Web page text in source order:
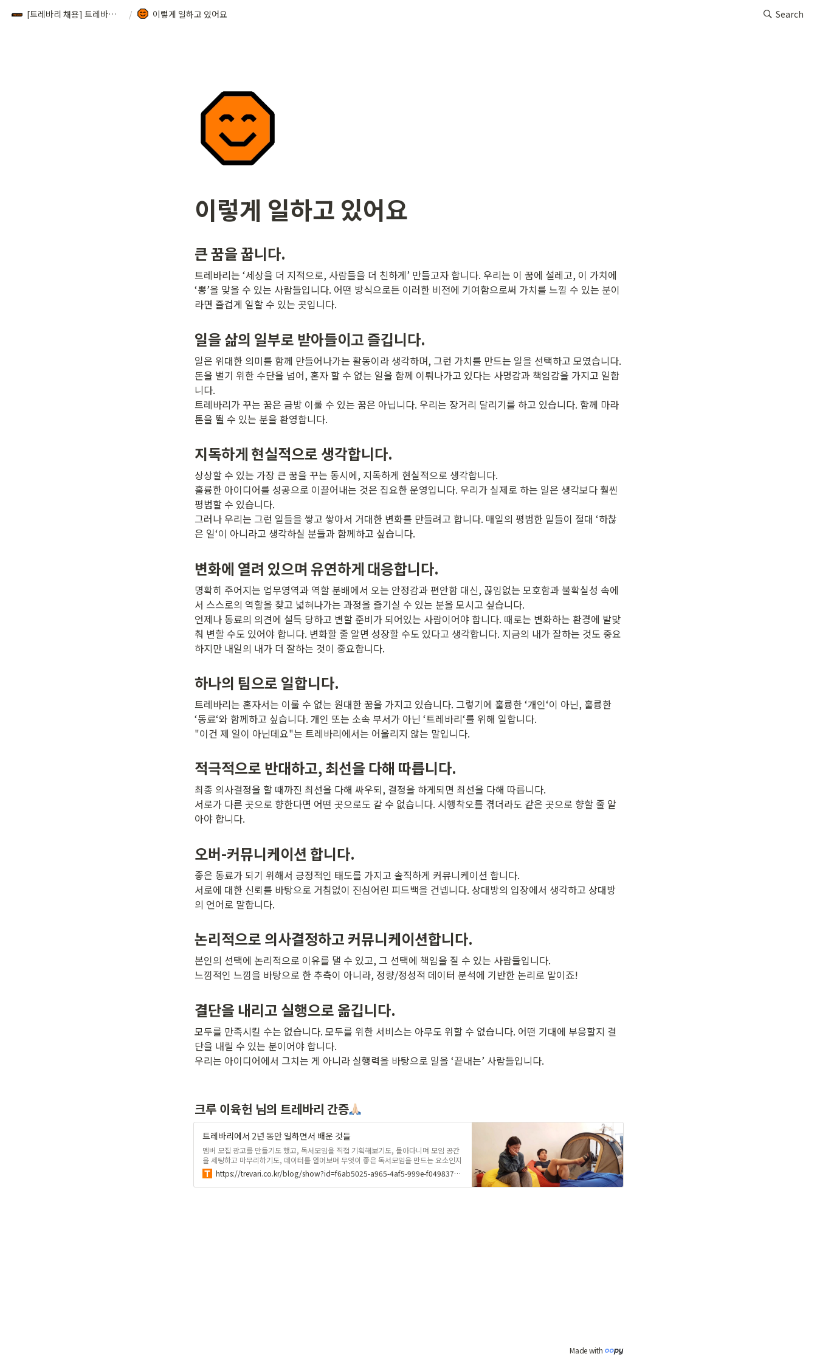
[트레바리 채용] 트레바리 크루를 찾습니다! / 이렇게 일하고 있어요 Search
이렇게 일하고 있어요
큰 꿈을 꿉니다.
트레바리는 ‘세상을 더 지적으로, 사람들을 더 친하게’ 만들고자 합니다. 우리는 이 꿈에 설레고, 이 가치에
‘뽕’을 맞을 수 있는 사람들입니다. 어떤 방식으로든 이러한 비전에 기여함으로써 가치를 느낄 수 있는 분이
라면 즐겁게 일할 수 있는 곳입니다.
일을 삶의 일부로 받아들이고 즐깁니다.
일은 위대한 의미를 함께 만들어나가는 활동이라 생각하며, 그런 가치를 만드는 일을 선택하고 모였습니다.
돈을 벌기 위한 수단을 넘어, 혼자 할 수 없는 일을 함께 이뤄나가고 있다는 사명감과 책임감을 가지고 일합
니다.
트레바리가 꾸는 꿈은 금방 이룰 수 있는 꿈은 아닙니다. 우리는 장거리 달리기를 하고 있습니다. 함께 마라
톤을 뛸 수 있는 분을 환영합니다.
지독하게 현실적으로 생각합니다.
상상할 수 있는 가장 큰 꿈을 꾸는 동시에, 지독하게 현실적으로 생각합니다.
훌륭한 아이디어를 성공으로 이끌어내는 것은 집요한 운영입니다. 우리가 실제로 하는 일은 생각보다 훨씬
평범할 수 있습니다.
그러나 우리는 그런 일들을 쌓고 쌓아서 거대한 변화를 만들려고 합니다. 매일의 평범한 일들이 절대 ‘하찮
은 일‘이 아니라고 생각하실 분들과 함께하고 싶습니다.
변화에 열려 있으며 유연하게 대응합니다.
명확히 주어지는 업무영역과 역할 분배에서 오는 안정감과 편안함 대신, 끊임없는 모호함과 불확실성 속에
서 스스로의 역할을 찾고 넓혀나가는 과정을 즐기실 수 있는 분을 모시고 싶습니다.
언제나 동료의 의견에 설득 당하고 변할 준비가 되어있는 사람이어야 합니다. 때로는 변화하는 환경에 발맞
춰 변할 수도 있어야 합니다. 변화할 줄 알면 성장할 수도 있다고 생각합니다. 지금의 내가 잘하는 것도 중요
하지만 내일의 내가 더 잘하는 것이 중요합니다.
하나의 팀으로 일합니다.
트레바리는 혼자서는 이룰 수 없는 원대한 꿈을 가지고 있습니다. 그렇기에 훌륭한 ‘개인‘이 아닌, 훌륭한
‘동료‘와 함께하고 싶습니다. 개인 또는 소속 부서가 아닌 ‘트레바리‘를 위해 일합니다.
"이건 제 일이 아닌데요"는 트레바리에서는 어울리지 않는 말입니다.
적극적으로 반대하고, 최선을 다해 따릅니다.
최종 의사결정을 할 때까진 최선을 다해 싸우되, 결정을 하게되면 최선을 다해 따릅니다.
서로가 다른 곳으로 향한다면 어떤 곳으로도 갈 수 없습니다. 시행착오를 겪더라도 같은 곳으로 향할 줄 알
아야 합니다.
오버-커뮤니케이션 합니다.
좋은 동료가 되기 위해서 긍정적인 태도를 가지고 솔직하게 커뮤니케이션 합니다.
서로에 대한 신뢰를 바탕으로 거침없이 진심어린 피드백을 건넵니다. 상대방의 입장에서 생각하고 상대방
의 언어로 말합니다.
논리적으로 의사결정하고 커뮤니케이션합니다.
본인의 선택에 논리적으로 이유를 댈 수 있고, 그 선택에 책임을 질 수 있는 사람들입니다.
느낌적인 느낌을 바탕으로 한 추측이 아니라, 정량/정성적 데이터 분석에 기반한 논리로 말이죠!
결단을 내리고 실행으로 옮깁니다.
모두를 만족시킬 수는 없습니다. 모두를 위한 서비스는 아무도 위할 수 없습니다. 어떤 기대에 부응할지 결
단을 내릴 수 있는 분이어야 합니다.
우리는 아이디어에서 그치는 게 아니라 실행력을 바탕으로 일을 ‘끝내는’ 사람들입니다.
크루 이육헌 님의 트레바리 간증
트레바리에서 2년 동안 일하면서 배운 것들
멤버 모집 광고를 만들기도 했고, 독서모임을 직접 기획해보기도, 돌아다니며 모임 공간
을 세팅하고 마무리하기도, 데이터를 열어보며 무엇이 좋은 독서모임을 만드는 요소인지
뜯어보기도 했습니다. B2B 독서모임을 운영하러 창원으로 출장을 간 적도 있고, 미처 열
거하지 못한 일들까지 포함해 거의 모든 일이 생전 처음 해보는 일이었고, 익숙해질라치
면 새로운 일을 맡게 되는 것도 다반사였습니다. 음헤헤.
https://trevari.co.kr/blog/show?id=f6ab5025-a965-4af5-999e-f049837a83b6
Made with